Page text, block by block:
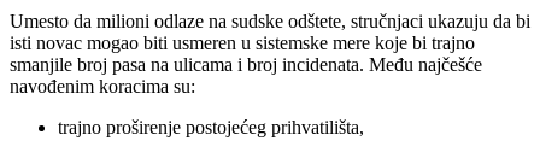
Umesto da milioni odlaze na sudske odštete, stručnjaci ukazuju da bi
isti novac mogao biti usmeren u sistemske mere koje bi trajno
smanjile broj pasa na ulicama i broj incidenata. Među najčešće
navođenim koracima su:
trajno proširenje postojećeg prihvatilišta,